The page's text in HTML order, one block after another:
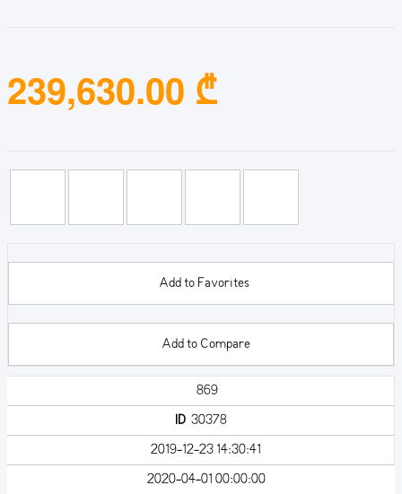
239,630.00 ₾
Add to Favorites
Add to Compare
869
ID30378
2019-12-23 14:30:41
2020-04-01 00:00:00